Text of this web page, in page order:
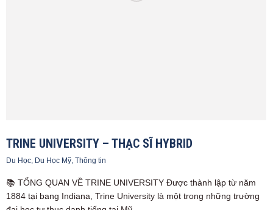
TRINE UNIVERSITY – THẠC SĨ HYBRID
Du Học, Du Học Mỹ, Thông tin
📚 TỔNG QUAN VỀ TRINE UNIVERSITY Được thành lập từ năm
1884 tại bang Indiana, Trine University là một trong những trường